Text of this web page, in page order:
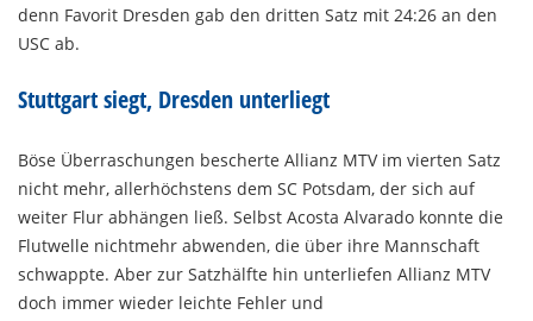
denn Favorit Dresden gab den dritten Satz mit 24:26 an den
USC ab.
Stuttgart siegt, Dresden unterliegt
Böse Überraschungen bescherte Allianz MTV im vierten Satz
nicht mehr, allerhöchstens dem SC Potsdam, der sich auf
weiter Flur abhängen ließ. Selbst Acosta Alvarado konnte die
Flutwelle nichtmehr abwenden, die über ihre Mannschaft
schwappte. Aber zur Satzhälfte hin unterliefen Allianz MTV
doch immer wieder leichte Fehler und